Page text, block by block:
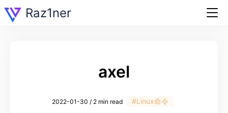
Raz1ner
axel
2022-01-30 / 2 min read #Linux命令